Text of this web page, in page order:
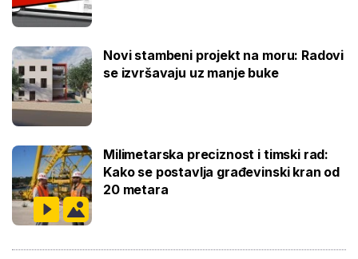
Novi stambeni projekt na moru: Radovi
se izvršavaju uz manje buke
Milimetarska preciznost i timski rad:
Kako se postavlja građevinski kran od
20 metara